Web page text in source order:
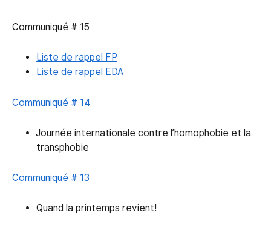
Communiqué # 15
Liste de rappel FP
Liste de rappel EDA
Communiqué # 14
Journée internationale contre l’homophobie et la
transphobie
Communiqué # 13
Quand la printemps revient!